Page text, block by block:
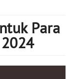
Para